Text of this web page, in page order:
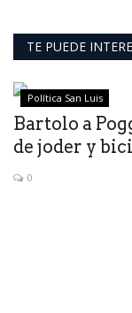
TE PUEDE
Política San Luis
Bartolo a
de joder y
0